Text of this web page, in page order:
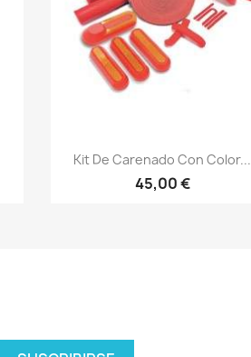
Vista rápida
Kit De Carenado Con Color...
45,00 €